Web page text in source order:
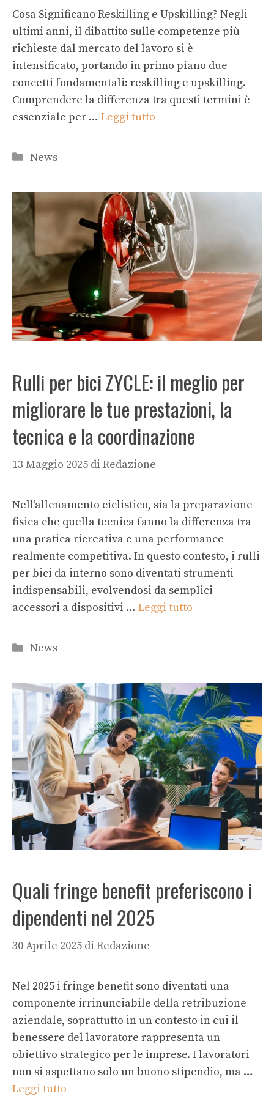
Cosa Significano Reskilling e Upskilling? Negli
ultimi anni, il dibattito sulle competenze più
richieste dal mercato del lavoro si è
intensificato, portando in primo piano due
concetti fondamentali: reskilling e upskilling.
Comprendere la differenza tra questi termini è
essenziale per … Leggi tutto
Categorie
News
Rulli per bici ZYCLE: il meglio per
migliorare le tue prestazioni, la
tecnica e la coordinazione
13 Maggio 2025 di Redazione
Nell’allenamento ciclistico, sia la preparazione
fisica che quella tecnica fanno la differenza tra
una pratica ricreativa e una performance
realmente competitiva. In questo contesto, i rulli
per bici da interno sono diventati strumenti
indispensabili, evolvendosi da semplici
accessori a dispositivi … Leggi tutto
Categorie
News
Quali fringe benefit preferiscono i
dipendenti nel 2025
30 Aprile 2025 di Redazione
Nel 2025 i fringe benefit sono diventati una
componente irrinunciabile della retribuzione
aziendale, soprattutto in un contesto in cui il
benessere del lavoratore rappresenta un
obiettivo strategico per le imprese. I lavoratori
non si aspettano solo un buono stipendio, ma …
Leggi tutto